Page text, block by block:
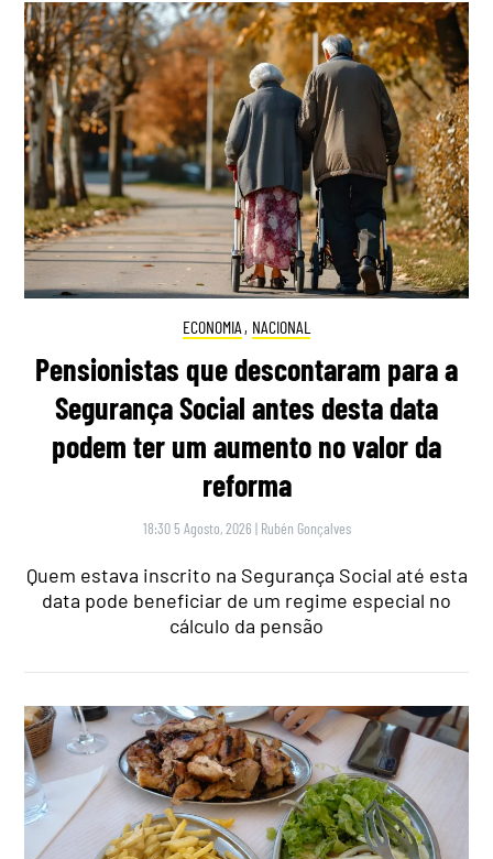
ECONOMIA , NACIONAL
Pensionistas que descontaram para a
Segurança Social antes desta data
podem ter um aumento no valor da
reforma
18:30 5 Agosto, 2026 | Rubén Gonçalves
Quem estava inscrito na Segurança Social até esta
data pode beneficiar de um regime especial no
cálculo da pensão